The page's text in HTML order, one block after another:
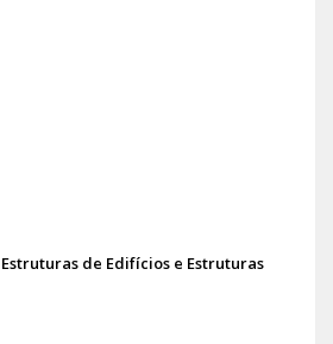
de Edifícios e Estruturas